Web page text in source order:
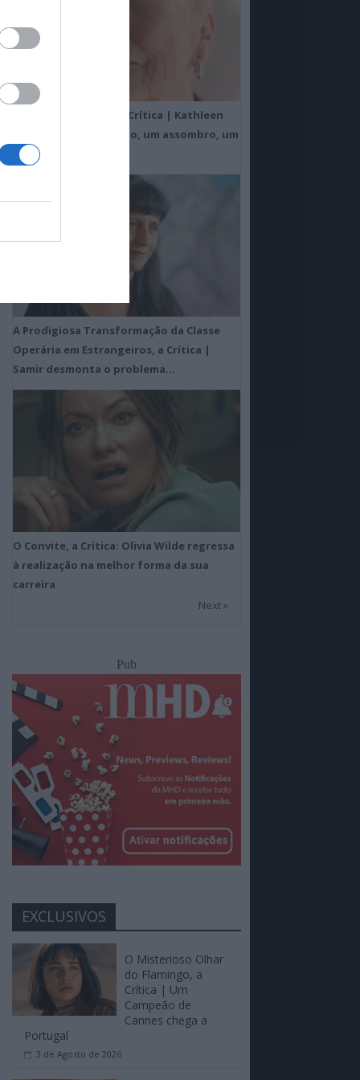
Um Toque Familiar, a Crítica | Kathleen
Chalfant é um espanto, um assombro, um
milagre
A Prodigiosa Transformação da Classe
Operária em Estrangeiros, a Crítica |
Samir desmonta o problema…
O Convite, a Crítica: Olivia Wilde regressa
à realização na melhor forma da sua
carreira
Next »
Pub
EXCLUSIVOS
O Misterioso Olhar
do Flamingo, a
Crítica | Um
Campeão de
Cannes chega a
Portugal
3 de Agosto de 2026